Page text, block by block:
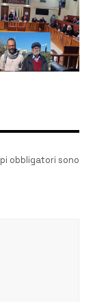
obbligatori sono